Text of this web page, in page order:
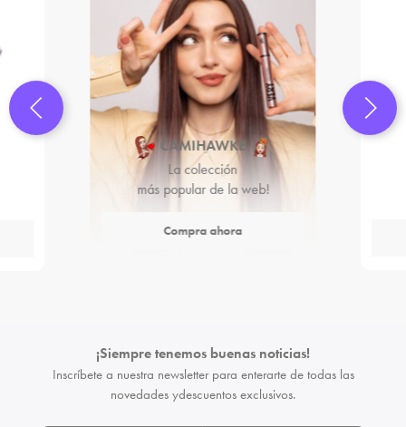
CAMIHAWKE
La colección
más popular de la web!
Compra ahora
¡Siempre tenemos buenas noticias!
Inscríbete a nuestra newsletter para enterarte de todas las
novedades ydescuentos exclusivos.